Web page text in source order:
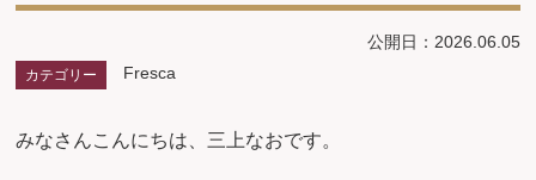
公開日：2026.06.05
カテゴリー Fresca
みなさんこんにちは、三上なおです。